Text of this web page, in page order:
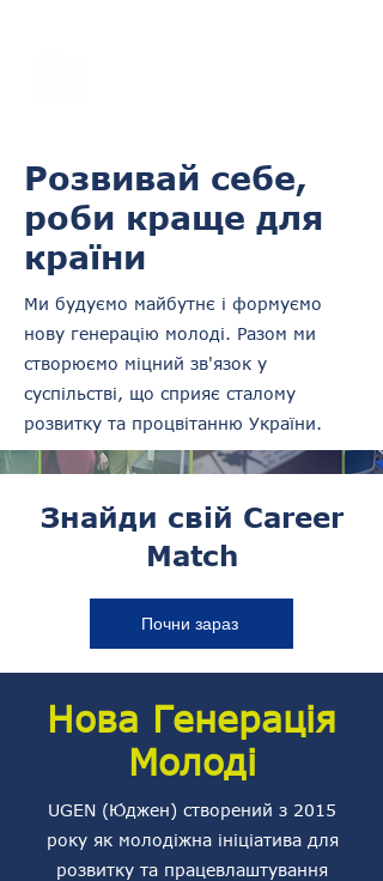
Розвивай себе,
роби краще для
країни
Ми будуємо майбутнє і формуємо
нову генерацію молоді. Разом ми
створюємо міцний зв'язок у
суспільстві, що сприяє сталому
розвитку та процвітанню України.
Знайди свій Career
Match
Почни зараз
Нова Генерація
Молоді
UGEN (Ю́джен) створений з 2015
року як молодіжна ініціатива для
розвитку та працевлаштування